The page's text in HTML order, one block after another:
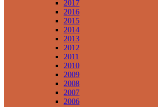
2017
2016
2015
2014
2013
2012
2011
2010
2009
2008
2007
2006